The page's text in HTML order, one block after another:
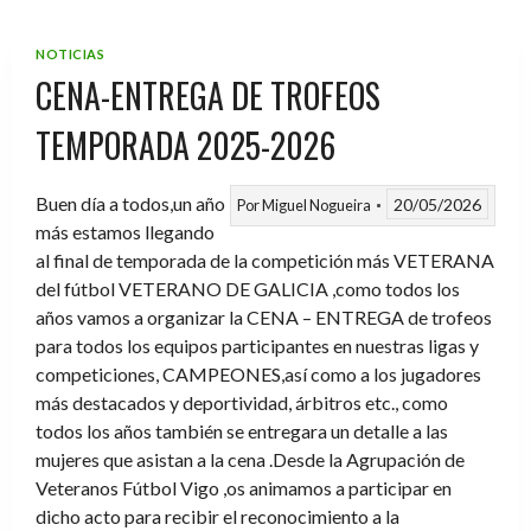
NOTICIAS
CENA-ENTREGA DE TROFEOS
TEMPORADA 2025-2026
PorMiguel Nogueira 20/05/2026
Buen día a todos,un año
más estamos llegando
al final de temporada de la competición más VETERANA
del fútbol VETERANO DE GALICIA ,como todos los
años vamos a organizar la CENA – ENTREGA de trofeos
para todos los equipos participantes en nuestras ligas y
competiciones, CAMPEONES,así como a los jugadores
más destacados y deportividad, árbitros etc., como
todos los años también se entregara un detalle a las
mujeres que asistan a la cena .Desde la Agrupación de
Veteranos Fútbol Vigo ,os animamos a participar en
dicho acto para recibir el reconocimiento a la